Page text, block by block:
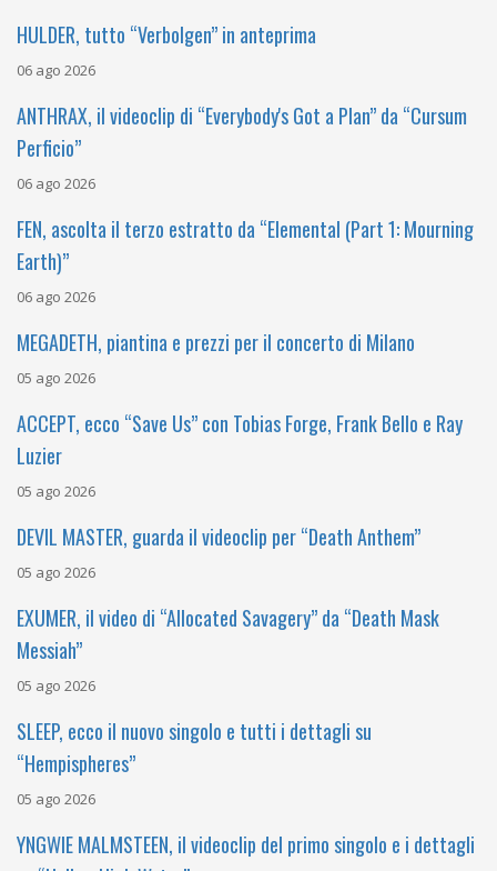
HULDER, tutto “Verbolgen” in anteprima
06 ago 2026
ANTHRAX, il videoclip di “Everybody's Got a Plan” da “Cursum
Perficio”
06 ago 2026
FEN, ascolta il terzo estratto da “Elemental (Part 1: Mourning
Earth)”
06 ago 2026
MEGADETH, piantina e prezzi per il concerto di Milano
05 ago 2026
ACCEPT, ecco “Save Us” con Tobias Forge, Frank Bello e Ray
Luzier
05 ago 2026
DEVIL MASTER, guarda il videoclip per “Death Anthem”
05 ago 2026
EXUMER, il video di “Allocated Savagery” da “Death Mask
Messiah”
05 ago 2026
SLEEP, ecco il nuovo singolo e tutti i dettagli su
“Hempispheres”
05 ago 2026
YNGWIE MALMSTEEN, il videoclip del primo singolo e i dettagli